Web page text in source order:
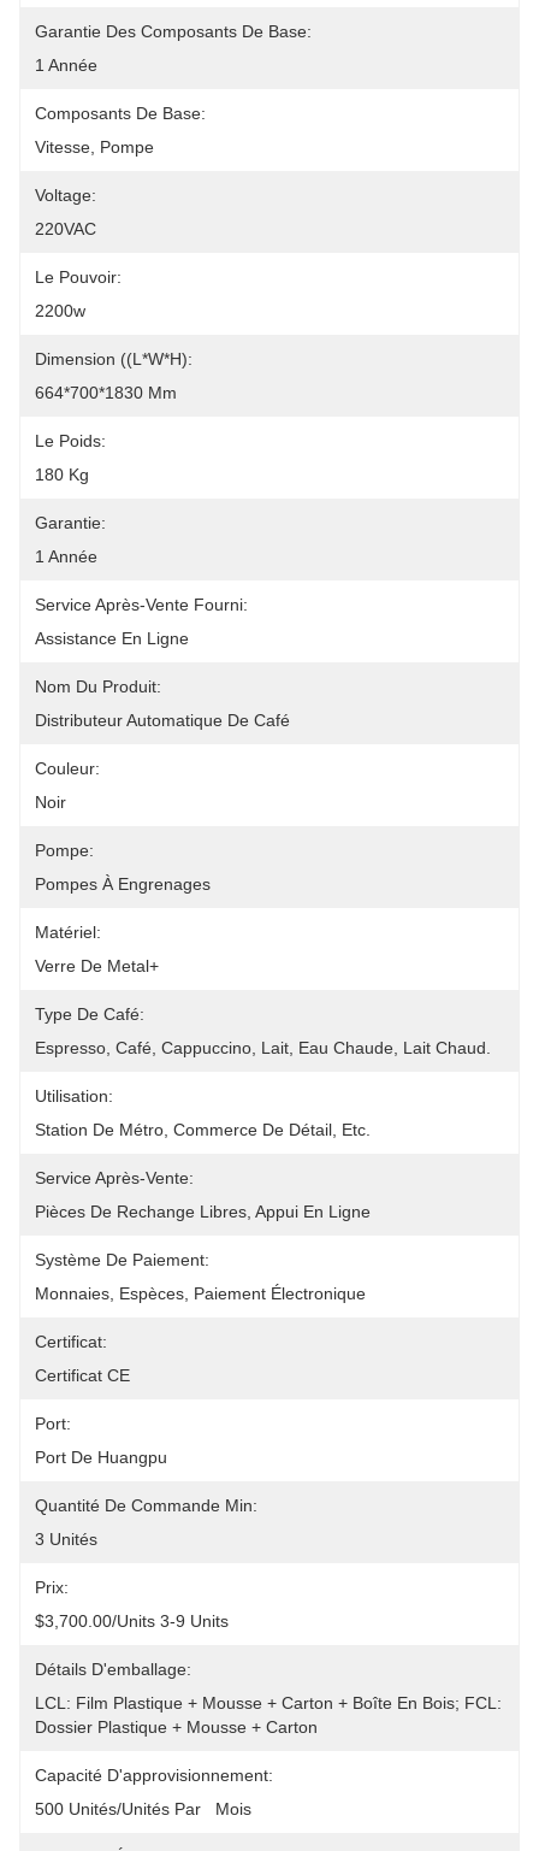
Garantie Des Composants De Base:
1 Année
Composants De Base:
Vitesse, Pompe
Voltage:
220VAC
Le Pouvoir:
2200w
Dimension ((L*W*H):
664*700*1830 Mm
Le Poids:
180 Kg
Garantie:
1 Année
Service Après-Vente Fourni:
Assistance En Ligne
Nom Du Produit:
Distributeur Automatique De Café
Couleur:
Noir
Pompe:
Pompes À Engrenages
Matériel:
Verre De Metal+
Type De Café:
Espresso, Café, Cappuccino, Lait, Eau Chaude, Lait Chaud.
Utilisation:
Station De Métro, Commerce De Détail, Etc.
Service Après-Vente:
Pièces De Rechange Libres, Appui En Ligne
Système De Paiement:
Monnaies, Espèces, Paiement Électronique
Certificat:
Certificat CE
Port:
Port De Huangpu
Quantité De Commande Min:
3 Unités
Prix:
$3,700.00/units 3-9 Units
Détails D'emballage:
LCL: Film Plastique + Mousse + Carton + Boîte En Bois; FCL:
Dossier Plastique + Mousse + Carton
Capacité D'approvisionnement:
500 Unités/unités Par   Mois